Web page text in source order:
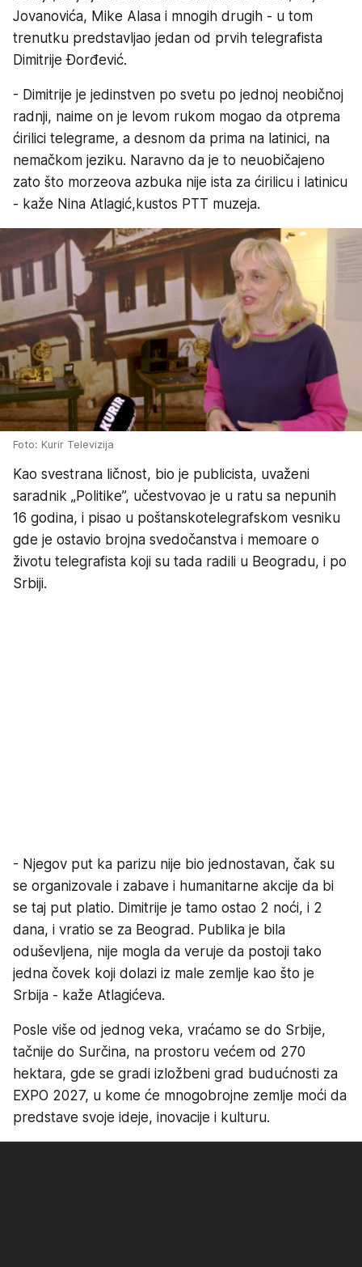
Jovanovića, Mike Alasa i mnogih drugih - u tom
trenutku predstavljao jedan od prvih telegrafista
Dimitrije Đorđević.
- Dimitrije je jedinstven po svetu po jednoj neobičnoj
radnji, naime on je levom rukom mogao da otprema
ćirilici telegrame, a desnom da prima na latinici, na
nemačkom jeziku. Naravno da je to neuobičajeno
zato što morzeova azbuka nije ista za ćirilicu i latinicu
- kaže Nina Atlagić,kustos PTT muzeja.
Foto: Kurir Televizija
Kao svestrana ličnost, bio je publicista, uvaženi
saradnik „Politike”, učestvovao je u ratu sa nepunih
16 godina, i pisao u poštanskotelegrafskom vesniku
gde je ostavio brojna svedočanstva i memoare o
životu telegrafista koji su tada radili u Beogradu, i po
Srbiji.
- Njegov put ka parizu nije bio jednostavan, čak su
se organizovale i zabave i humanitarne akcije da bi
se taj put platio. Dimitrije je tamo ostao 2 noći, i 2
dana, i vratio se za Beograd. Publika je bila
oduševljena, nije mogla da veruje da postoji tako
jedna čovek koji dolazi iz male zemlje kao što je
Srbija - kaže Atlagićeva.
Posle više od jednog veka, vraćamo se do Srbije,
tačnije do Surčina, na prostoru većem od 270
hektara, gde se gradi izložbeni grad budućnosti za
EXPO 2027, u kome će mnogobrojne zemlje moći da
predstave svoje ideje, inovacije i kulturu.